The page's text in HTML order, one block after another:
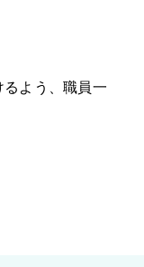
よう、職員一